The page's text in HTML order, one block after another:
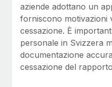
aziende adottano un
forniscono motivazioni
cessazione. È
personale in Svizzera
documentazione
cessazione del